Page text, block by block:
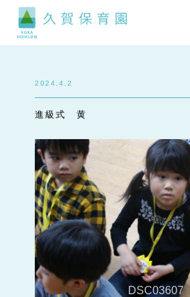
2024.4.2
進級式 黄
DSC03607